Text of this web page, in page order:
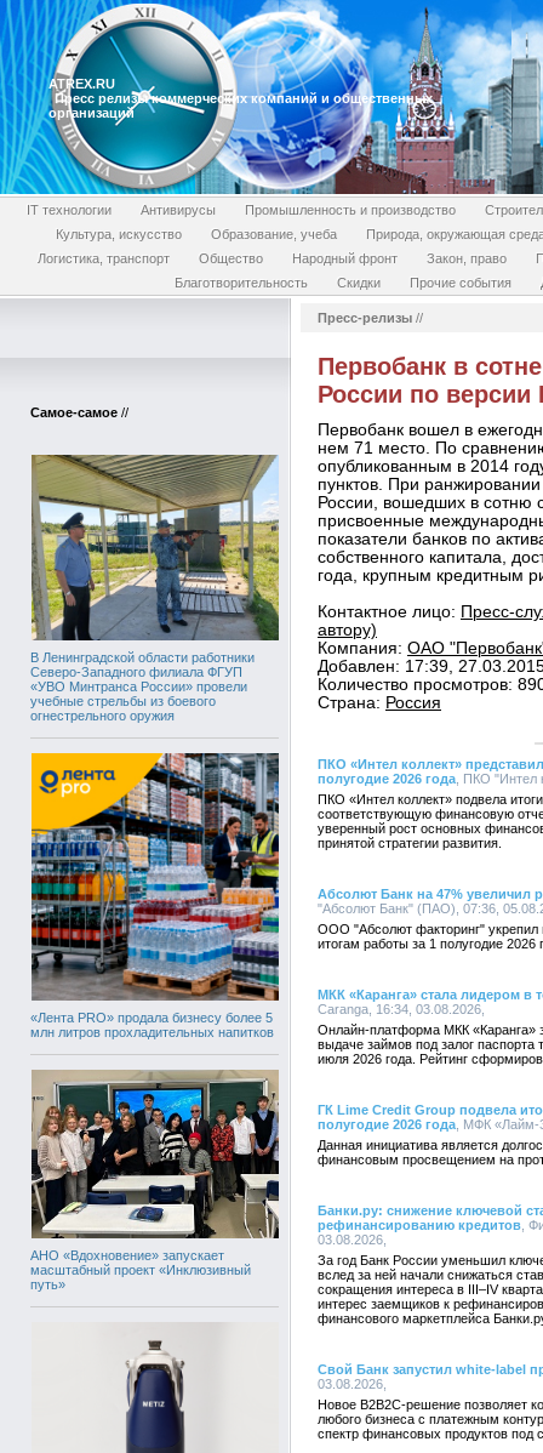
ATREX.RU
Пресс релизы коммерческих компаний и общественных
организаций
IT технологии Антивирусы Промышленность и производство
Культура, искусство
Образование, учеба
Природа, окружающая
Логистика, транспорт
Общество Народный фронт Закон, право
Благотворительность
Скидки Прочие события
Самое-самое //
В Ленинградской области работники
Северо-Западного филиала ФГУП
«УВО Минтранса России» провели
учебные стрельбы из боевого
огнестрельного оружия
«Лента PRO» продала бизнесу более 5
млн литров прохладительных напитков
АНО «Вдохновение» запускает
масштабный проект «Инклюзивный
путь»
Пресс-релизы //
Первобанк в
России по версии
Первобанк вошел в
нем 71 место. По
опубликованным в 2014
пунктов. При
России, вошедших в сотню
присвоенные
показатели банков по
собственного капитала,
года, крупным кредитным
Контактное лицо: Пресс-
автору)
Компания: ОАО
Добавлен: 17:39,
Количество просмотров:
Страна: Россия
ПКО «Интел коллект»
полугодие 2026 года , ПКО "Интел
ПКО «Интел коллект» подвела
соответствующую финансовую
уверенный рост основных
принятой стратегии развития.
Абсолют Банк на 47% увеличил
"Абсолют Банк" (ПАО), 07:36,
ООО "Абсолют факторинг" укрепил
итогам работы за 1 полугодие 2026
МКК «Каранга» стала лидером в
Caranga, 16:34, 03.08.2026,
Онлайн-платформа МКК «Каранга»
выдаче займов под залог паспорта
июля 2026 года. Рейтинг
ГК Lime Credit Group подвела
полугодие 2026 года , МФК
Данная инициатива является
финансовым просвещением на
Банки.ру: снижение ключевой
рефинансированию кредитов ,
03.08.2026,
За год Банк России уменьшил
вслед за ней начали снижаться
сокращения интереса в III–IV
интерес заемщиков к
финансового маркетплейса
Свой Банк запустил white-label
03.08.2026,
Новое B2B2C-решение позволяет
любого бизнеса с платежным
спектр финансовых продуктов под